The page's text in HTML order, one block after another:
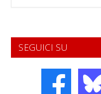
SEGUICI SU